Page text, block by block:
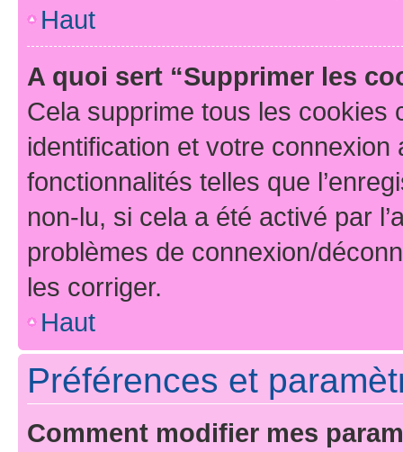
Haut
A quoi sert “Supprimer les
Cela supprime tous les cookies
identification et votre
fonctionnalités telles que
non-lu, si cela a été activé par
problèmes de connexion/
les corriger.
Haut
Préférences et
Comment modifier mes